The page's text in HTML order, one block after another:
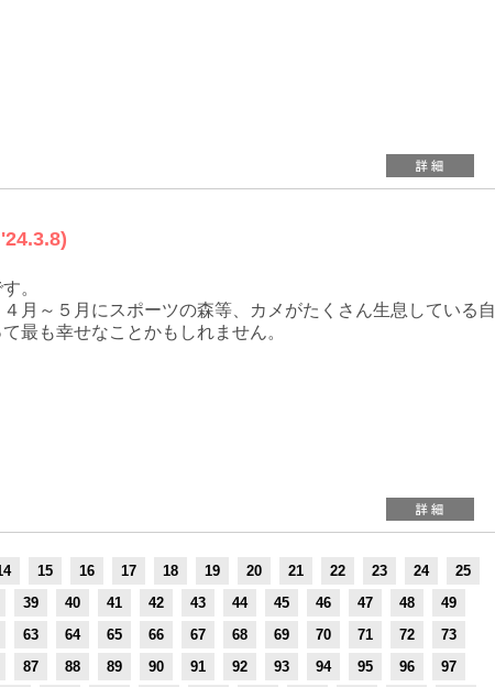
。
月～５月にスポーツの森等、カメがたくさん生息している自
最も幸せなことかもしれません。
15 16 17 18 19 20 21 22 23 24
25
39 40 41 42 43 44 45 46 47 48
49
63 64 65 66 67 68 69 70 71 72
73
87 88 89 90 91 92 93 94 95 96
97